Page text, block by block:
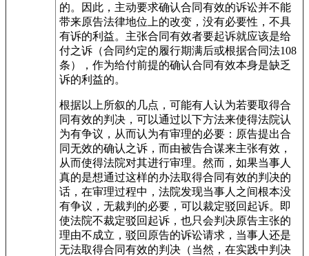
的。因此，主动要求确认合同有效的诉讼并不能
带来原告法律地位上的改变，没有必要性，不具
有诉的利益。主张合同有效者要起诉就应该是给
付之诉（合同约定的履行期满后或根据合同法108
条），作为给付前提的确认合同有效本身是缺乏
诉的利益的。
根据以上所叙的几点，可能有人认为若要取得合
同有效的判决，可以通过以下方法来使得法院认
为有争议，从而认为有审理的必要：原告提出合
同无效的确认之诉，而由被告合谋来主张有效，
从而使得法院对其进行审理。然而，如果当事人
真的是想通过这样的办法取得合同有效的判决的
话，在审理过程中，法院发现当事人之间根本没
有争议，无裁判的必要，可以裁定驳回起诉。即
使法院不裁定驳回起诉，也只会判决原告主张的
理由不成立，驳回原告的诉讼请求，当事人还是
无法取得合同有效的判决（当然，在实践中判决